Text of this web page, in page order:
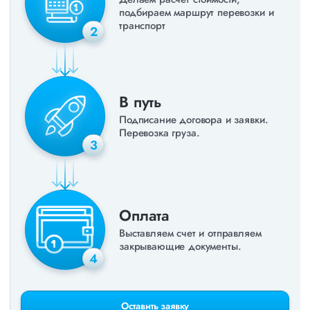
2
подбираем маршрут перевозки и
транспорт
3
В путь
Подписание договора и заявки.
Перевозка груза.
4
Оплата
Выставляем счет и отправляем
закрывающие документы.
Оставить заявку